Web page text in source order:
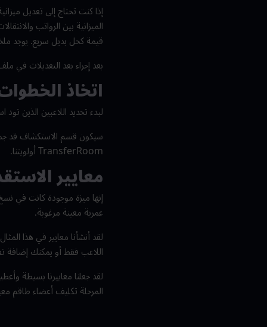
إذا كنت تحتاج إلى تعديل
الميزانية بين الرواتب
قيمة كحل بديل سريع. يوجد
بعد إجراء بعد التعديلات في ملف حفظ مانشستر سيتي
اتخاذ
لبدء تحديد اللاعبين الذين
سيكون قسم الاستكشاف قد جمع
TransferRoom أولويتنا.
معايير
عمرية معينة مرغوبة.
لقد أنشأنا معايير في هذا
اللاعب فقط أو يمكنك إضافة
لقد جعلنا معاييرنا بسيطة
المرحلة تكليف أعضاء طاقم